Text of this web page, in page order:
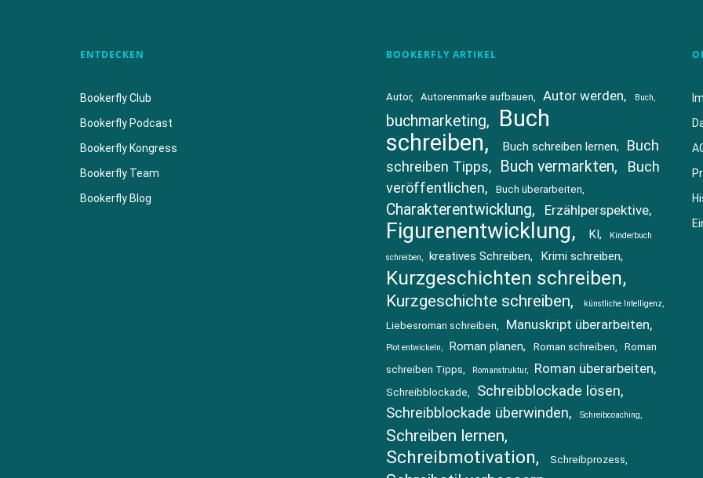
ENTDECKEN
Bookerfly Club
Bookerfly Podcast
Bookerfly Kongress
Bookerfly Team
Bookerfly Blog
BOOKERFLY ARTIKEL
Autor Autorenmarke aufbauen Autor werden Buch
buchmarketing
Buch
schreiben
Buch schreiben lernen
Buch
schreiben Tipps
Buch vermarkten
Buch
veröffentlichen
Buch überarbeiten
Charakterentwicklung Erzählperspektive
Figurenentwicklung KI Kinderbuch
schreiben kreatives Schreiben Krimi schreiben
Kurzgeschichten schreiben
Kurzgeschichte schreiben künstliche Intelligenz
Liebesroman schreiben Manuskript überarbeiten
Plot entwickeln Roman planen Roman schreiben
Roman
schreiben Tipps
Romanstruktur Roman überarbeiten
Schreibblockade
Schreibblockade lösen
Schreibblockade überwinden
Schreibcoaching
Schreiben lernen
Schreibmotivation Schreibprozess